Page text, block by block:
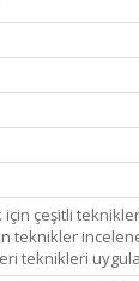
çeşitli
teknikler
teknikleri